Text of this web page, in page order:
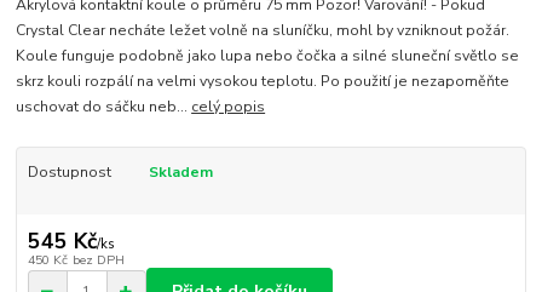
Akrylová kontaktní koule o průměru 75 mm Pozor! Varování! - Pokud
Crystal Clear necháte ležet volně na sluníčku, mohl by vzniknout požár.
Koule funguje podobně jako lupa nebo čočka a silné sluneční světlo se
skrz kouli rozpálí na velmi vysokou teplotu. Po použití je nezapoměňte
uschovat do sáčku neb... celý popis
Dostupnost Skladem
545 Kč/ks
450 Kč bez DPH